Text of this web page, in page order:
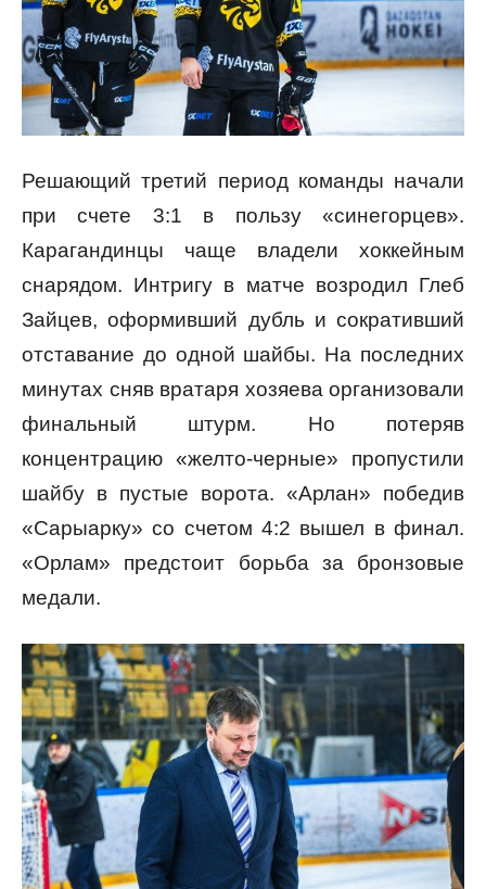
Решающий третий период команды начали
при счете 3:1 в пользу «синегорцев».
Карагандинцы чаще владели хоккейным
снарядом. Интригу в матче возродил Глеб
Зайцев, оформивший дубль и сокративший
отставание до одной шайбы. На последних
минутах сняв вратаря хозяева организовали
финальный штурм. Но потеряв
концентрацию «желто-черные» пропустили
шайбу в пустые ворота. «Арлан» победив
«Сарыарку» со счетом 4:2 вышел в финал.
«Орлам» предстоит борьба за бронзовые
медали.